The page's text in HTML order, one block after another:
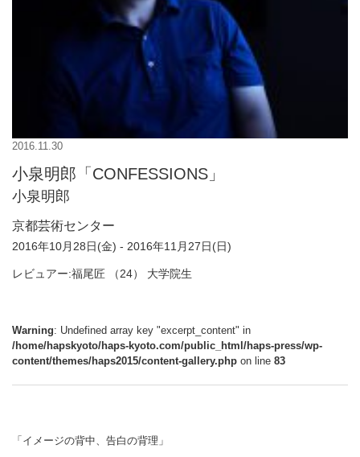
2016.11.30
小泉明郎「CONFESSIONS」
小泉明郎
京都芸術センター
2016年10月28日(金) - 2016年11月27日(日)
レビュアー:福尾匠 （24） 大学院生
Warning: Undefined array key "excerpt_content" in
/home/hapskyoto/haps-kyoto.com/public_html/haps-press/wp-
content/themes/haps2015/content-gallery.php on line 83
「イメージの背中、告白の背理」